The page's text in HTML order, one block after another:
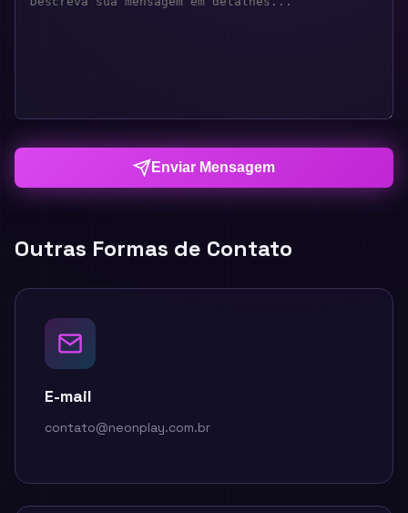
Enviar Mensagem
Outras Formas de Contato
E-mail
contato@neonplay.com.br